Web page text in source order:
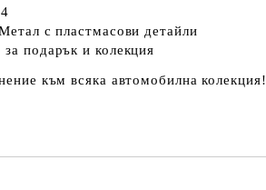
с пластмасови детайли
подарък и колекция
към всяка автомобилна колекция!